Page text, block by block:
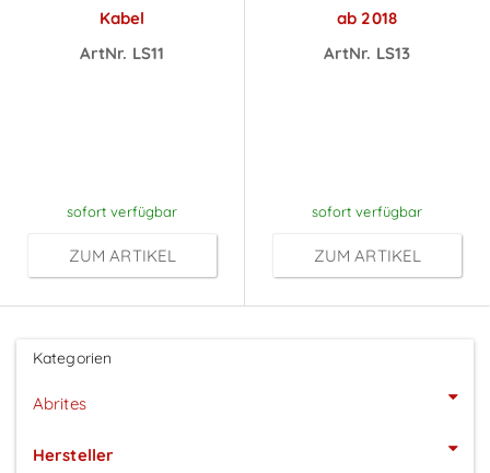
Kabel
ArtNr. LS11
sofort verfügbar
ZUM ARTIKEL
ab 2018
ArtNr. LS13
sofort verfügbar
ZUM ARTIKEL
Kategorien
Abrites
Hersteller